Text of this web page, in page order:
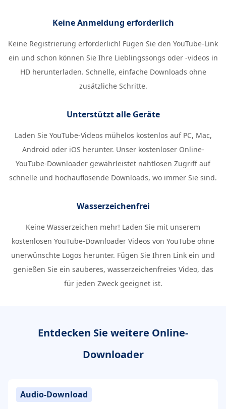
Keine Anmeldung erforderlich
Keine Registrierung erforderlich! Fügen Sie den YouTube-Link
ein und schon können Sie Ihre Lieblingssongs oder -videos in
HD herunterladen. Schnelle, einfache Downloads ohne
zusätzliche Schritte.
Unterstützt alle Geräte
Laden Sie YouTube-Videos mühelos kostenlos auf PC, Mac,
Android oder iOS herunter. Unser kostenloser Online-
YouTube-Downloader gewährleistet nahtlosen Zugriff auf
schnelle und hochauflösende Downloads, wo immer Sie sind.
Wasserzeichenfrei
Keine Wasserzeichen mehr! Laden Sie mit unserem
kostenlosen YouTube-Downloader Videos von YouTube ohne
unerwünschte Logos herunter. Fügen Sie Ihren Link ein und
genießen Sie ein sauberes, wasserzeichenfreies Video, das
für jeden Zweck geeignet ist.
Entdecken Sie weitere Online-
Downloader
Audio-Download